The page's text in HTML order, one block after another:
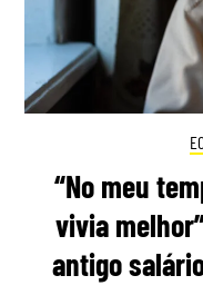
“No meu
vivia
antigo